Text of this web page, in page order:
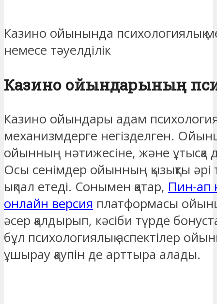
Казино ойынында психологиялық
немесе тәуелділік
Казино ойындарының
Казино ойындары адам
механизмдерге негізделген.
ойынның нәтижесіне, және ұтысқа
Осы сенімдер ойынның қызықты
ықпал етеді. Сонымен қатар, Пин-ап
онлайн версия платформасы
әсер қалдырып, кәсіби түрде
бұл психологиялық аспектілер
ұшырау қаупін де арттыра алады.